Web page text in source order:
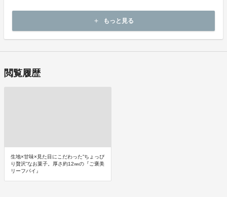
現品をご返送くださいませ。直ちに優良品と送料をお届けいたしま
add もっと見る
閲覧履歴
生地×甘味×見た目にこだわった”ちょっぴ
り贅沢”なお菓子。厚さ約12㎜の『ご褒美
リーフパイ』